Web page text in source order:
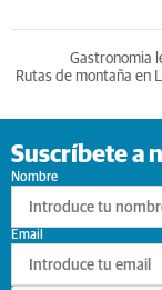
Gastronomia
Rutas de montaña en
Suscríbete a
Nombre
Email